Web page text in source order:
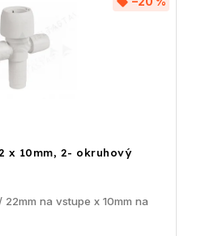
x 10mm, 2- okruhový
na vstupe x 10mm na